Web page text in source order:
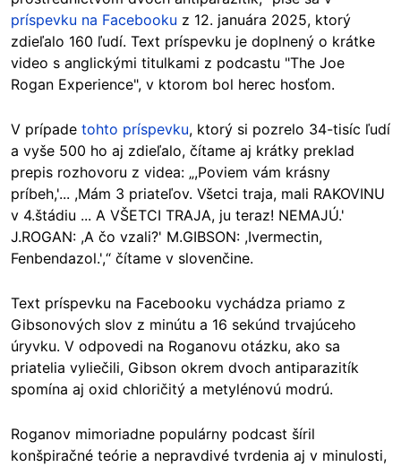
príspevku na Facebooku z 12. januára 2025, ktorý
zdieľalo 160 ľudí. Text príspevku je doplnený o krátke
video s anglickými titulkami z podcastu "The Joe
Rogan Experience", v ktorom bol herec hosťom.
V prípade tohto príspevku, ktorý si pozrelo 34-tisíc ľudí
a vyše 500 ho aj zdieľalo, čítame aj krátky preklad
prepis rozhovoru z videa: „,Poviem vám krásny
príbeh,'... ,Mám 3 priateľov. Všetci traja, mali RAKOVINU
v 4.štádiu ... A VŠETCI TRAJA, ju teraz! NEMAJÚ.'
J.ROGAN: ,A čo vzali?' M.GIBSON: ,Ivermectin,
Fenbendazol.',“ čítame v slovenčine.
Text príspevku na Facebooku vychádza priamo z
Gibsonových slov z minútu a 16 sekúnd trvajúceho
úryvku. V odpovedi na Roganovu otázku, ako sa
priatelia vyliečili, Gibson okrem dvoch antiparazitík
spomína aj oxid chloričitý a metylénovú modrú.
Roganov mimoriadne populárny podcast šíril
konšpiračné teórie a nepravdivé tvrdenia aj v minulosti,